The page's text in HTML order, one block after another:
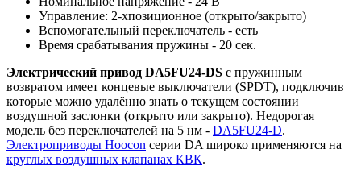
Управление: 2-хпозиционное (открыто/закрыто)
Вспомогательный переключатель - есть
Время срабатывания пружины - 20 сек.
Электрический привод DA5FU24-DS с пружинным
возвратом имеет концевые выключатели (SPDT), подключив
которые можно удалённо знать о текущем состоянии
воздушной заслонки (открыто или закрыто). Недорогая
модель без переключателей на 5 нм - DA5FU24-D.
Электроприводы Hoocon серии DA широко применяются на
круглых воздушных клапанах КВК.